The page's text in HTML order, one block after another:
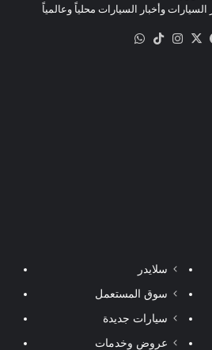
وأخبار السيارات محلياً وعالمياً
فيسبوك
‫X انستقرام‫TikTok
سلايدر
سوق المستعمل
سيارات جديدة
عروض وخدمات